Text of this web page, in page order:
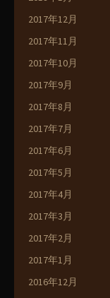
2017年12月
2017年11月
2017年10月
2017年9月
2017年8月
2017年7月
2017年6月
2017年5月
2017年4月
2017年3月
2017年2月
2017年1月
2016年12月